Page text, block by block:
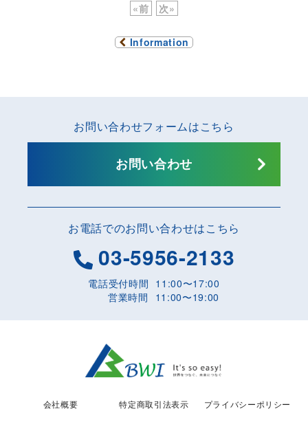
«前 次»
Information
お電話でのお問い合わせはこちら
03-5956-2133
電話受付時間 11:00〜17:00
営業時間
11:00〜19:00
お問い合わせフォームはこちら
お問い合わせ
会社概要 特定商取引法表示 プライバシーポリシー